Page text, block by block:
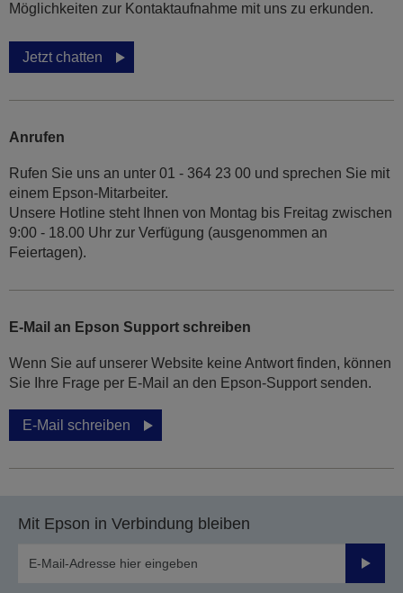
Möglichkeiten zur Kontaktaufnahme mit uns zu erkunden.
Jetzt chatten
Anrufen
Rufen Sie uns an unter 01 - 364 23 00 und sprechen Sie mit
einem Epson-Mitarbeiter.
Unsere Hotline steht Ihnen von Montag bis Freitag zwischen
9:00 - 18.00 Uhr zur Verfügung (ausgenommen an
Feiertagen).
E-Mail an Epson Support schreiben
Wenn Sie auf unserer Website keine Antwort finden, können
Sie Ihre Frage per E-Mail an den Epson-Support senden.
E-Mail schreiben
Mit Epson in Verbindung bleiben